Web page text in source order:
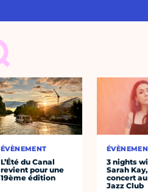
ÉVÈNEMENT
L’Été du Canal
revient pour une
19ème édition
3 nights
Sarah
concert
Jazz Club